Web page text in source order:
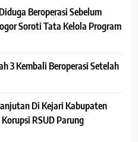
Beroperasi Sebelum
Soroti Tata Kelola Program
3 Kembali Beroperasi Setelah
Di Kejari Kabupaten
RSUD Parung